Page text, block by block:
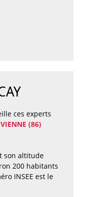
ces experts
VIENNE (86)
son altitude
200 habitants
INSEE est le